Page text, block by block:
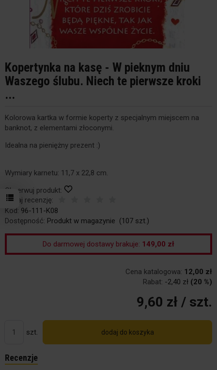
Kopertynka na kasę - W pieknym dniu
Waszego ślubu. Niech te pierwsze kroki
...
Kolorowa kartka w formie koperty z specjalnym miejscem na
banknot, z elementami złoconymi.
Idealna na pieniężny prezent :)
Wymiary karnetu: 11,7 x 22,8 cm.
Obserwuj produkt:
Dodaj recenzję:
Kod: 96-111-K08
Dostępność: Produkt w magazynie (107 szt.)
Do darmowej dostawy brakuje: 149,00 zł
Cena katalogowa: 12,00 zł
Rabat: -2,40 zł (20 %)
9,60 zł / szt.
szt. dodaj do koszyka
Recenzje